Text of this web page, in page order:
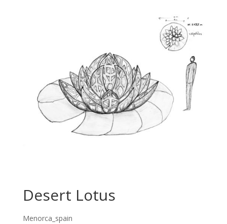
Desert Lotus
Menorca_spain